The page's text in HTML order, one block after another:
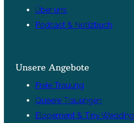
Über uns
Podcast & Notizbuch
Unsere Angebote
Freie Trauung
Queere Trauungen
Elopement & Tiny Wedding